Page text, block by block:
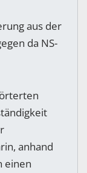
aus der
da NS-
anhand
einen